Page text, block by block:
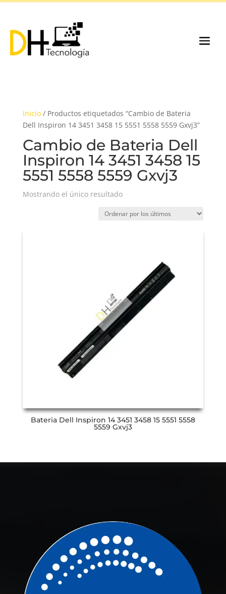
Inicio/ Productos etiquetados “Cambio de Bateria
Dell Inspiron 14 3451 3458 15 5551 5558 5559 Gxvj3”
Cambio de Bateria Dell
Inspiron 14 3451 3458 15
5551 5558 5559 Gxvj3
Mostrando el único resultado
Bateria Dell Inspiron 14 3451 3458 15 5551 5558
5559 Gxvj3